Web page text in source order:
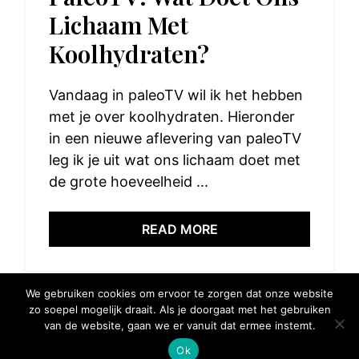
Lichaam Met
Koolhydraten?
Vandaag in paleoTV wil ik het hebben
met je over koolhydraten. Hieronder
in een nieuwe aflevering van paleoTV
leg ik je uit wat ons lichaam doet met
de grote hoeveelheid ...
READ MORE
© 2025 Elke Hap Telt
We gebruiken cookies om ervoor te zorgen dat onze website
zo soepel mogelijk draait. Als je doorgaat met het gebruiken
van de website, gaan we er vanuit dat ermee instemt.
Ok